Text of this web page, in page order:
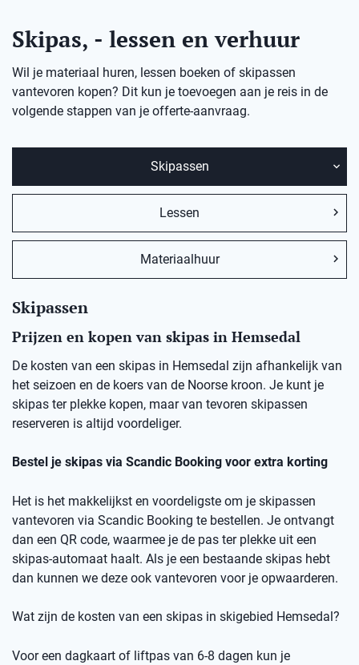
Skipas, - lessen en verhuur
Wil je materiaal huren, lessen boeken of skipassen
vantevoren kopen? Dit kun je toevoegen aan je reis in de
volgende stappen van je offerte-aanvraag.
Skipassen
Lessen
Materiaalhuur
Skipassen
Prijzen en kopen van skipas in Hemsedal
De kosten van een skipas in Hemsedal zijn afhankelijk van
het seizoen en de koers van de Noorse kroon. Je kunt je
skipas ter plekke kopen, maar van tevoren skipassen
reserveren is altijd voordeliger.
Bestel je skipas via Scandic Booking voor extra korting
Het is het makkelijkst en voordeligste om je skipassen
vantevoren via Scandic Booking te bestellen. Je ontvangt
dan een QR code, waarmee je de pas ter plekke uit een
skipas-automaat haalt. Als je een bestaande skipas hebt
dan kunnen we deze ook vantevoren voor je opwaarderen.
Wat zijn de kosten van een skipas in skigebied Hemsedal ?
Voor een dagkaart of liftpas van 6-8 dagen kun je